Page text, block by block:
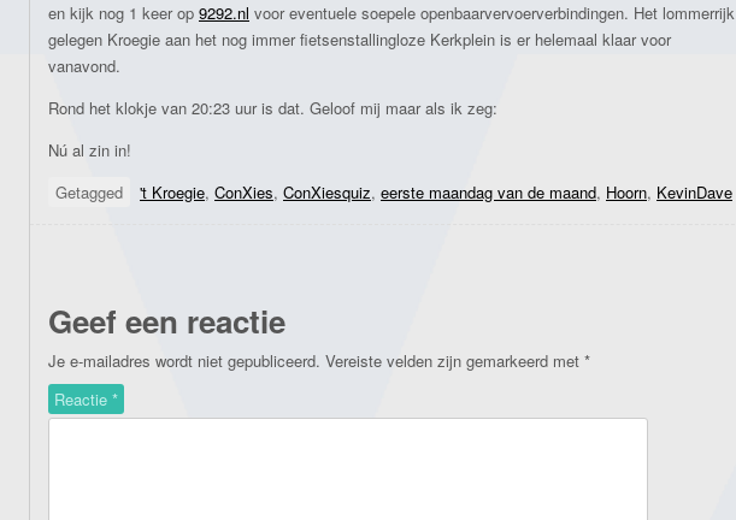
en kijk nog 1 keer op 9292.nl voor eventuele soepele openbaarvervoerverbindingen. Het lommerrijk
gelegen Kroegie aan het nog immer fietsenstallingloze Kerkplein is er helemaal klaar voor
vanavond.
Rond het klokje van 20:23 uur is dat. Geloof mij maar als ik zeg:
Nú al zin in!
Getagged
't Kroegie, ConXies, ConXiesquiz, eerste maandag van de maand, Hoorn, KevinDave
Geef een reactie
Je e-mailadres wordt niet gepubliceerd. Vereiste velden zijn gemarkeerd met *
Reactie *